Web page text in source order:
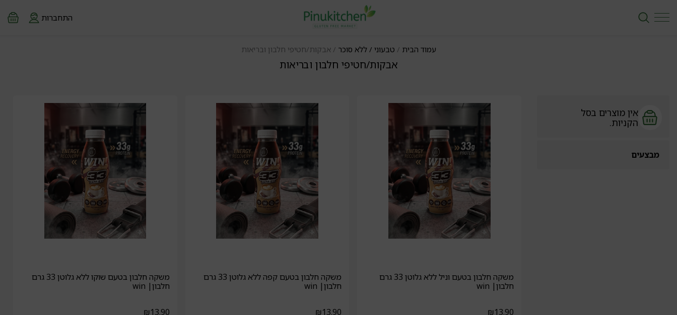
התחברות
עמוד הבית / טבעוני / ללא סוכר / אבקות/חטיפי חלבון ובריאות
אבקות/חטיפי חלבון ובריאות
אין מוצרים בסל
הקניות.
מבצעים
משקה חלבון בטעם וניל ללא גלוטן 33 גרם
חלבון| win
₪13.90
משקה חלבון בטעם קפה ללא גלוטן 33 גרם
חלבון| win
₪13.90
משקה חלבון בטעם שוקו ללא גלוטן 33 גרם
חלבון| win
₪13.90